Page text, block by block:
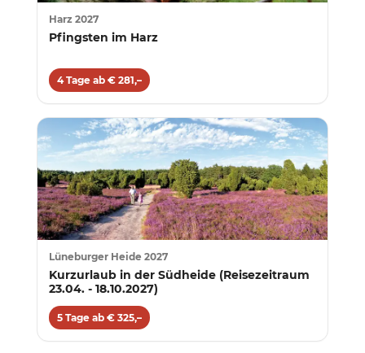
Harz 2027
Pfingsten im Harz
4 Tage ab € 281,–
Lüneburger Heide 2027
Kurzurlaub in der Südheide (Reisezeitraum
23.04. - 18.10.2027)
5 Tage ab € 325,–